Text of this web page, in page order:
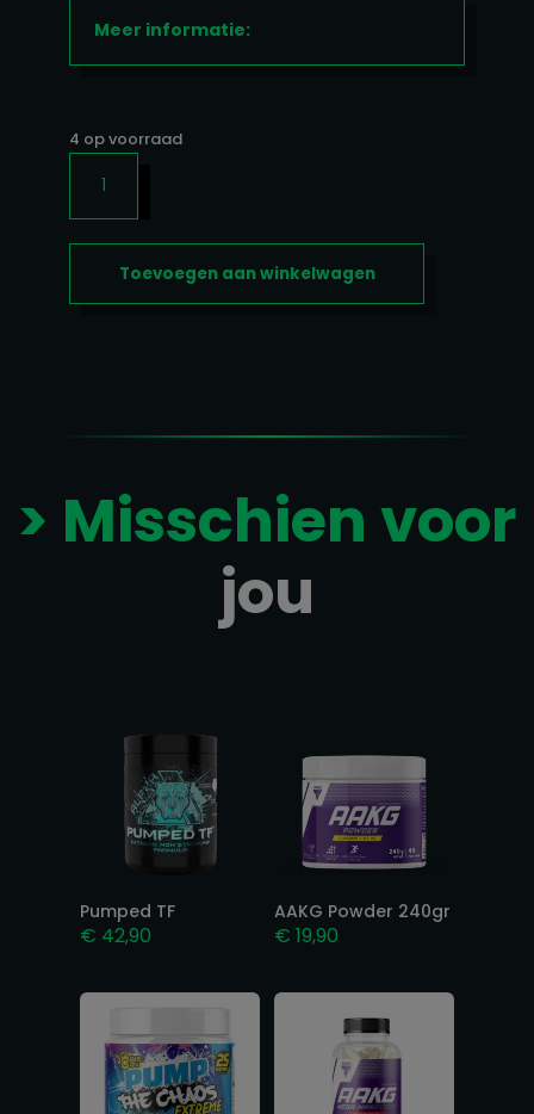
Meer informatie:
4 op voorraad
SWELL
25SERV.
AANTAL
Toevoegen aan winkelwagen
> Misschien voor
jou
Pumped TF
€ 42,90
AAKG Powder 240gr
€ 19,90